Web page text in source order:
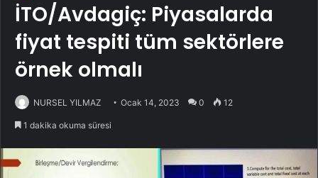
İTO/Avdagiç: Piyasalarda
fiyat tespiti tüm sektörlere
örnek olmalı
NURSEL YILMAZ Ocak 14, 2023 0 12
1 dakika okuma süresi